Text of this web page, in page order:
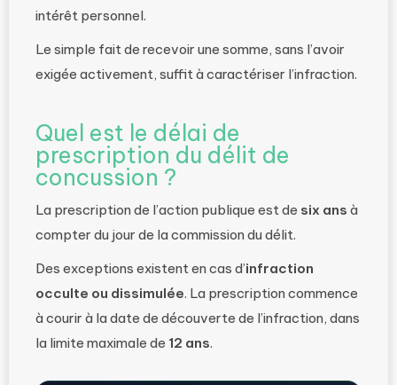
intérêt personnel.
Le simple fait de recevoir une somme, sans l’avoir
exigée activement, suffit à caractériser l’infraction.
Quel est le délai de
prescription du délit de
concussion ?
La prescription de l’action publique est de six ans à
compter du jour de la commission du délit.
Des exceptions existent en cas d’infraction
occulte ou dissimulée. La prescription commence
à courir à la date de découverte de l’infraction, dans
la limite maximale de 12 ans.